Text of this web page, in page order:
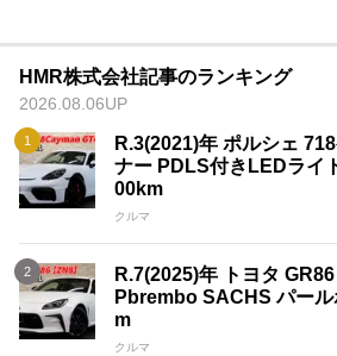
HMR株式会社記事のランキング
2026.08.06UP
R.3(2021)年 ポルシェ
ナー PDLS付きLEDライ
00km
クルマ
R.7(2025)年 トヨタ
Pbrembo SACHS パー
m
クルマ